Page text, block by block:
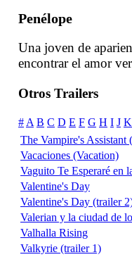
Penélope
Una joven de
encontrar el amor
Otros Trailers
# A B C D E F G H I J K
The Vampire's
Vacaciones (Vacation)
Vaguito Te Esperaré en
Valentine's Day
Valentine's Day (trailer
Valerian y la ciudad de
Valhalla Rising
Valkyrie (trailer 1)